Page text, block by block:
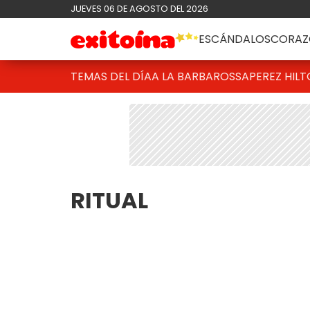
JUEVES 06 DE AGOSTO DEL 2026
ESCÁNDALOS
TEMAS DEL DÍAA LA BARBAROSSAPEREZ
RITUAL